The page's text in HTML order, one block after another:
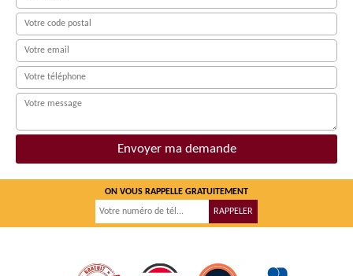
ON VOUS RAPPELLE GRATUITEMENT